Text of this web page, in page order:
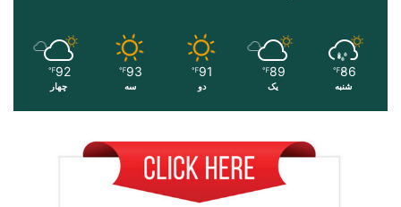
86
℉
شنبه
89
℉
یک
91
℉
دو
93
℉
سه
92
℉
چهار